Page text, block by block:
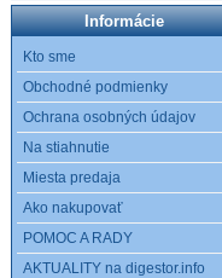
Informácie
Kto sme
Obchodné podmienky
Ochrana osobných údajov
Na stiahnutie
Miesta predaja
Ako nakupovať
POMOC A RADY
AKTUALITY na digestor.info